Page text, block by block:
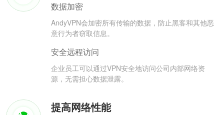
数据加密
AndyVPN会加密所有传输的数据，防止黑客和其他恶
意行为者窃取信息。
安全远程访问
企业员工可以通过VPN安全地访问公司内部网络资
源，无需担心数据泄露。
提高网络性能